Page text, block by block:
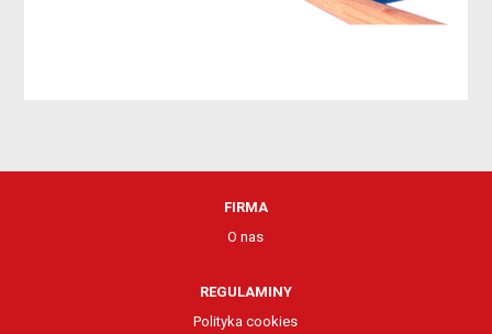
FIRMA
O nas
REGULAMINY
Polityka cookies